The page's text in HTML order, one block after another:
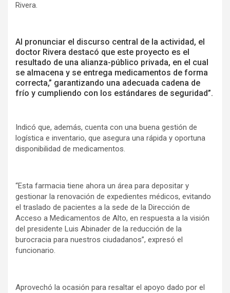
Rivera.
Al pronunciar el discurso central de la actividad, el
doctor Rivera destacó que este proyecto es el
resultado de una alianza-público privada, en el cual
se almacena y se entrega medicamentos de forma
correcta,” garantizando una adecuada cadena de
frío y cumpliendo con los estándares de seguridad”.
Indicó que, además, cuenta con una buena gestión de
logística e inventario, que asegura una rápida y oportuna
disponibilidad de medicamentos.
“Esta farmacia tiene ahora un área para depositar y
gestionar la renovación de expedientes médicos, evitando
el traslado de pacientes a la sede de la Dirección de
Acceso a Medicamentos de Alto, en respuesta a la visión
del presidente Luis Abinader de la reducción de la
burocracia para nuestros ciudadanos”, expresó el
funcionario.
Aprovechó la ocasión para resaltar el apoyo dado por el